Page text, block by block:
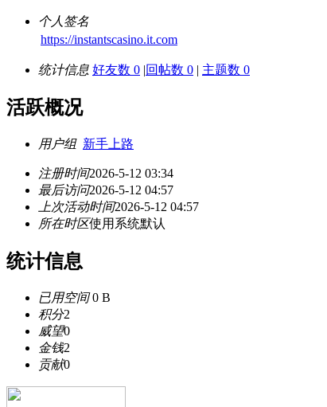
个人签名
https://instantscasino.it.com
统计信息 好友数 0 |回帖数 0 | 主题数 0
活跃概况
用户组 新手上路
注册时间2026-5-12 03:34
最后访问2026-5-12 04:57
上次活动时间2026-5-12 04:57
所在时区使用系统默认
统计信息
已用空间0 B
积分2
威望0
金钱2
贡献0